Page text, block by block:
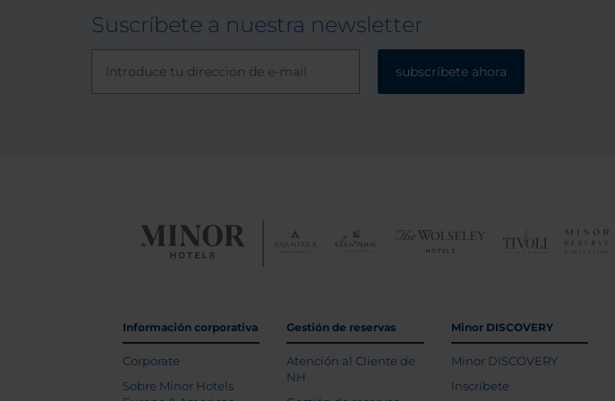
Suscríbete a nuestra newsletter
subscríbete ahora
Información corporativa
Corporate
Sobre Minor Hotels
Gestión de reservas
Atención al Cliente de
NH
Minor DISCOVERY
Minor DISCOVERY
Inscríbete